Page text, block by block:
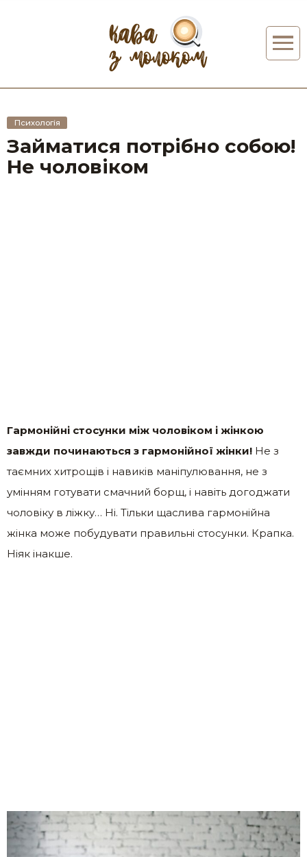
Психологія
Займатися потрібно собою!
Не чоловіком
Гармонійні стосунки між чоловіком і жінкою
завжди починаються з гармонійної жінки! Не з
таємних хитрощів і навиків маніпулювання, не з
умінням готувати смачний борщ, і навіть догоджати
чоловіку в ліжку… Ні. Тільки щаслива гармонійна
жінка може побудувати правильні стосунки. Крапка.
Ніяк інакше.